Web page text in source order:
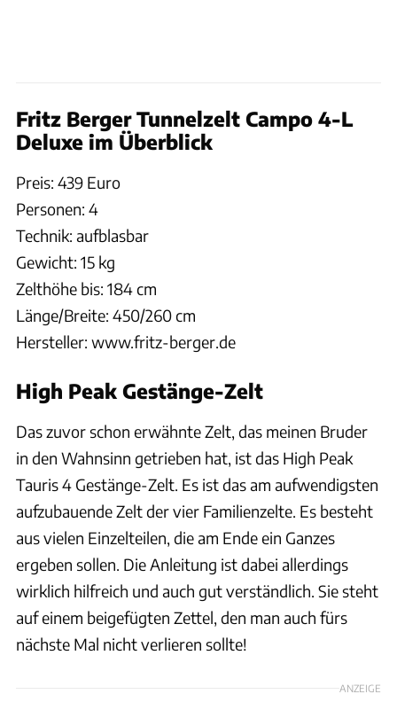
Fritz Berger Tunnelzelt Campo 4-L
Deluxe im Überblick
Preis: 439 Euro
Personen: 4
Technik: aufblasbar
Gewicht: 15 kg
Zelthöhe bis: 184 cm
Länge/Breite: 450/260 cm
Hersteller: www.fritz-berger.de
High Peak Gestänge-Zelt
Das zuvor schon erwähnte Zelt, das meinen Bruder
in den Wahnsinn getrieben hat, ist das High Peak
Tauris 4 Gestänge-Zelt. Es ist das am aufwendigsten
aufzubauende Zelt der vier Familienzelte. Es besteht
aus vielen Einzelteilen, die am Ende ein Ganzes
ergeben sollen. Die Anleitung ist dabei allerdings
wirklich hilfreich und auch gut verständlich. Sie steht
auf einem beigefügten Zettel, den man auch fürs
nächste Mal nicht verlieren sollte!
ANZEIGE